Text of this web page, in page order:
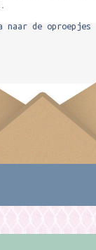
naar de oproepjes